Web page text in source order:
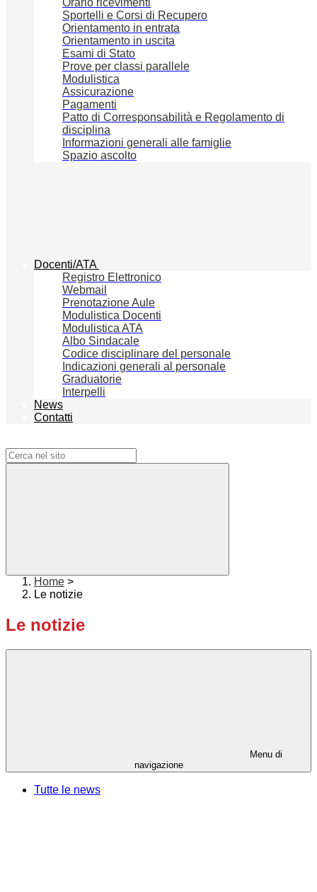
Orario ricevimenti
Sportelli e Corsi di Recupero
Orientamento in entrata
Orientamento in uscita
Esami di Stato
Prove per classi parallele
Modulistica
Assicurazione
Pagamenti
Patto di Corresponsabilità e Regolamento di
disciplina
Informazioni generali alle famiglie
Spazio ascolto
Docenti/ATA
Registro Elettronico
Webmail
Prenotazione Aule
Modulistica Docenti
Modulistica ATA
Albo Sindacale
Codice disciplinare del personale
Indicazioni generali al personale
Graduatorie
Interpelli
News
Contatti
Home >
Le notizie
Le notizie
Menu di
navigazione
Tutte le news